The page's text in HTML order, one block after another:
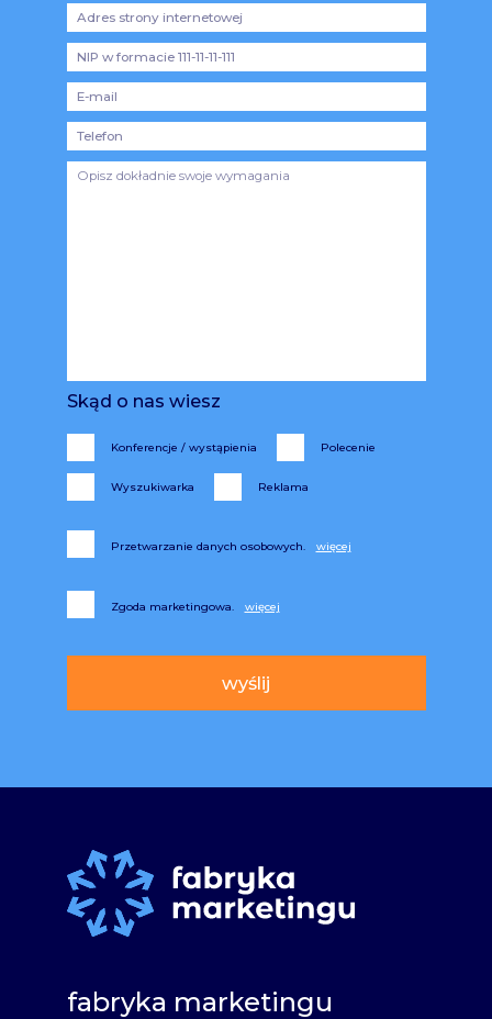
Skąd o nas wiesz
Konferencje / wystąpienia Polecenie
Wyszukiwarka Reklama
Przetwarzanie danych osobowych.
Zgoda marketingowa.
fabryka marketingu